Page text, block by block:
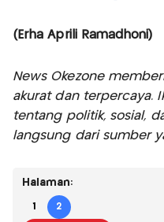
(Erha Aprili Ramadhoni)
News Okezone
akurat dan terpercaya.
tentang politik, sosial,
langsung dari sumber
Halaman:
1 2